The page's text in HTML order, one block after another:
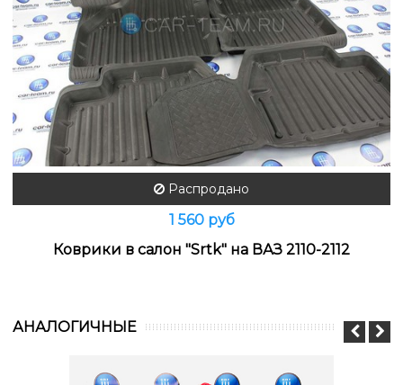
Распродано
1 560 руб
Коврики в салон "Srtk" на ВАЗ 2110-2112
АНАЛОГИЧНЫЕ